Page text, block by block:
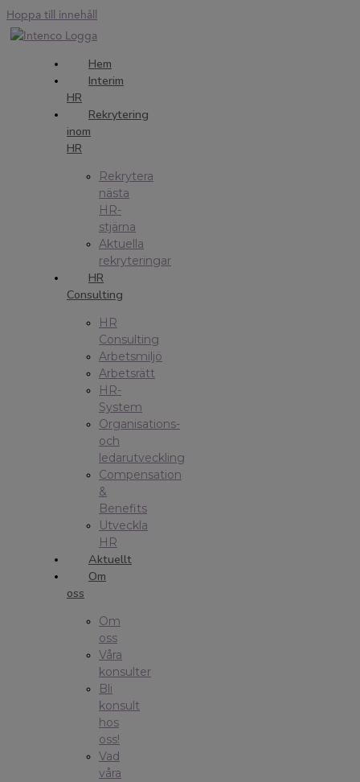
Hoppa till innehåll
Hem
Interim
HR
Rekrytering
inom
HR
Rekrytera
nästa
HR-
stjärna
Aktuella
rekryteringar
HR
Consulting
HR
Consulting
Arbetsmiljö
Arbetsrätt
HR-
System
Organisations-
och
ledarutveckling
Compensation
&
Benefits
Utveckla
HR
Aktuellt
Om
oss
Om
oss
Våra
konsulter
Bli
konsult
hos
oss!
Vad
våra